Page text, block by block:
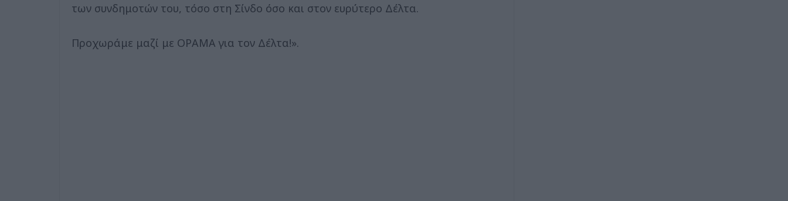
των συνδημοτών του, τόσο στη Σίνδο όσο και στον ευρύτερο Δέλτα.
Προχωράμε μαζί με ΟΡΑΜΑ για τον Δέλτα!».